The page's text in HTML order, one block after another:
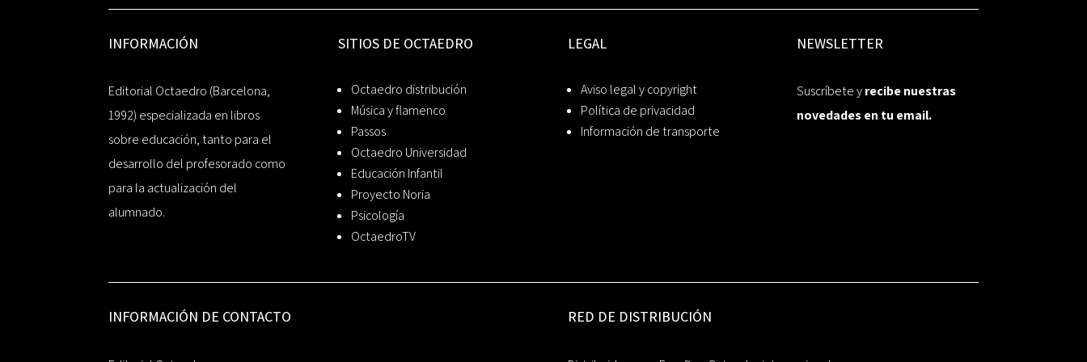
INFORMACIÓN
Editorial Octaedro (Barcelona,
1992) especializada en libros
sobre educación, tanto para el
desarrollo del profesorado como
para la actualización del
alumnado.
SITIOS DE OCTAEDRO
Octaedro distribución
Música y flamenco
Passos
Octaedro Universidad
Educación Infantil
Proyecto Noria
Psicología
OctaedroTV
LEGAL
Aviso legal y copyright
Política de privacidad
Información de transporte
NEWSLETTER
Suscríbete yrecibe nuestras
novedades en tu email.
INFORMACIÓN DE CONTACTO RED DE DISTRIBUCIÓN